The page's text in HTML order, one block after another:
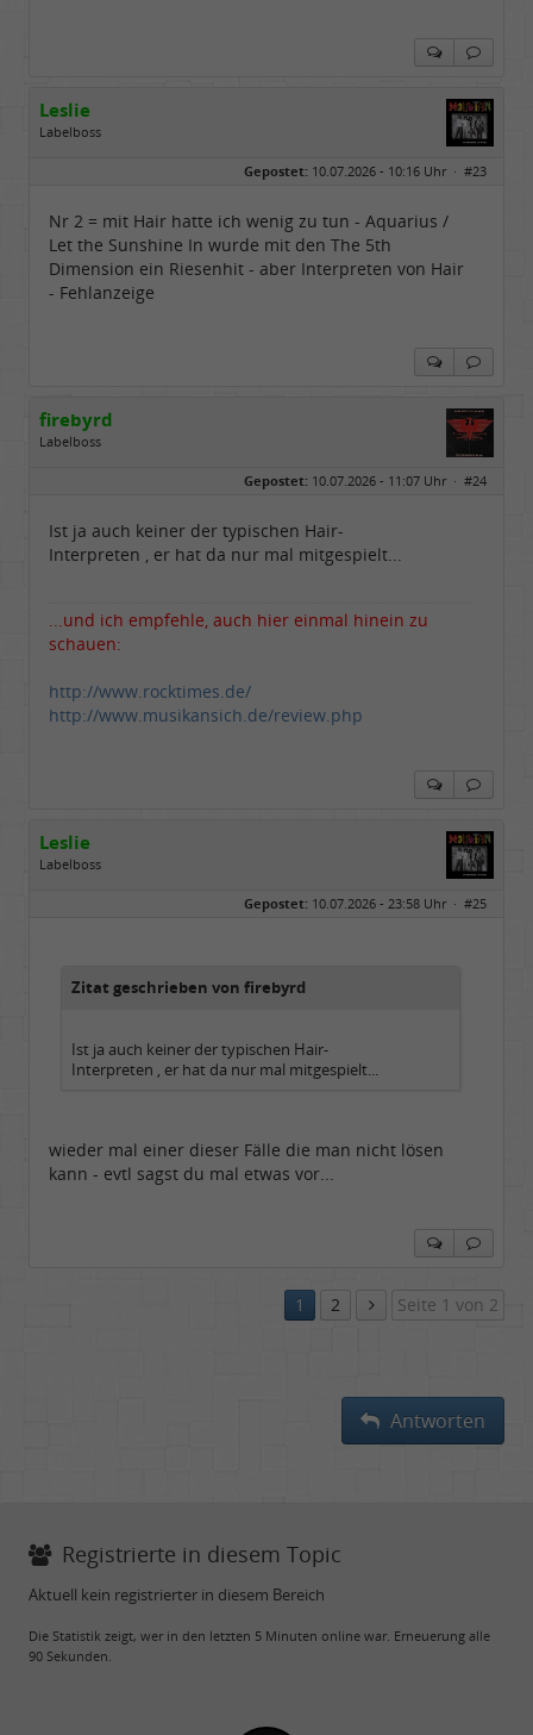
Leslie
Labelboss
in der Mitte zwischen Kölnarena und Festhalle Ffm
Gepostet: 10.07.2026 - 10:16 Uhr · #23
Nr 2 = mit Hair hatte ich wenig zu tun - Aquarius /
Let the Sunshine In wurde mit den The 5th
Dimension ein Riesenhit - aber Interpreten von Hair
- Fehlanzeige
firebyrd
Labelboss
Hausgeburt (Ausgeburt?)
Gepostet: 10.07.2026 - 11:07 Uhr · #24
Ist ja auch keiner der typischen Hair-
Interpreten , er hat da nur mal mitgespielt...
...und ich empfehle, auch hier einmal hinein zu
schauen:
http://www.rocktimes.de/
http://www.musikansich.de/review.php
Leslie
Labelboss
in der Mitte zwischen Kölnarena und Festhalle Ffm
Gepostet: 10.07.2026 - 23:58 Uhr · #25
Zitat geschrieben von firebyrd
Ist ja auch keiner der typischen Hair-
Interpreten , er hat da nur mal mitgespielt...
wieder mal einer dieser Fälle die man nicht lösen
kann - evtl sagst du mal etwas vor...
1 2 Seite 1 von 2
Antworten
Registrierte in diesem Topic
Aktuell kein registrierter in diesem Bereich
Die Statistik zeigt, wer in den letzten 5 Minuten online war. Erneuerung alle
90 Sekunden.